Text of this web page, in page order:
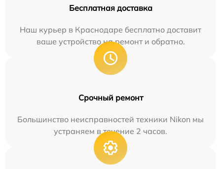
Бесплатная доставка
Наш курьер в Краснодаре бесплатно доставит
ваше устройство на ремонт и обратно.
Срочный ремонт
Большинство неисправностей техники Nikon мы
устраняем в течение 2 часов.